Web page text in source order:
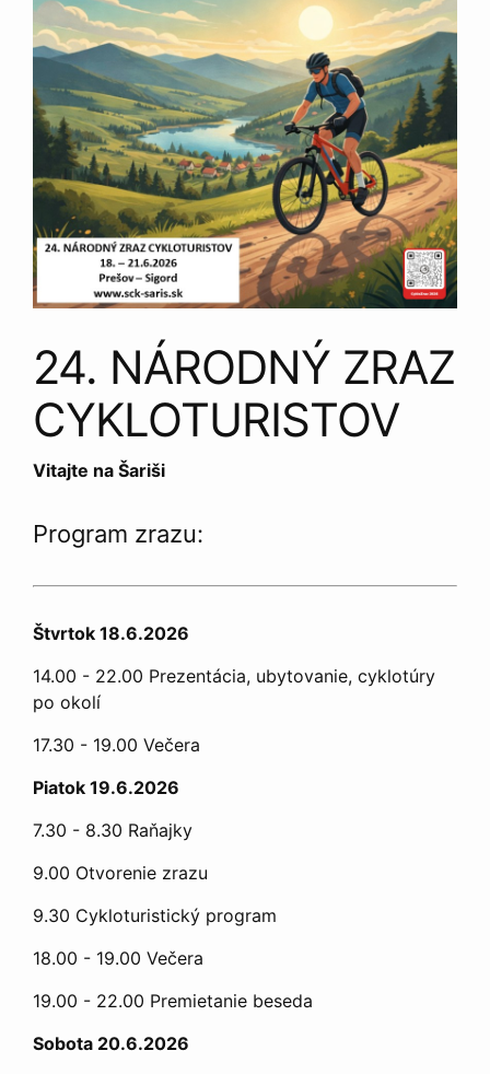
24. NÁRODNÝ ZRAZ
CYKLOTURISTOV
Vitajte na Šariši
Program zrazu:
Štvrtok 18.6.2026
14.00 - 22.00 Prezentácia, ubytovanie, cyklotúry
po okolí
17.30 - 19.00 Večera
Piatok 19.6.2026
7.30 - 8.30 Raňajky
9.00 Otvorenie zrazu
9.30 Cykloturistický program
18.00 - 19.00 Večera
19.00 - 22.00 Premietanie beseda
Sobota 20.6.2026